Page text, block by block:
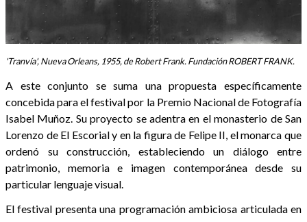
'Tranvía', Nueva Orleans, 1955, de Robert Frank. Fundación ROBERT FRANK.
A este conjunto se suma una propuesta específicamente
concebida para el festival por la Premio Nacional de Fotografía
Isabel Muñoz. Su proyecto se adentra en el monasterio de San
Lorenzo de El Escorial y en la figura de Felipe II, el monarca que
ordenó su construcción, estableciendo un diálogo entre
patrimonio, memoria e imagen contemporánea desde su
particular lenguaje visual.
El festival presenta una programación ambiciosa articulada en